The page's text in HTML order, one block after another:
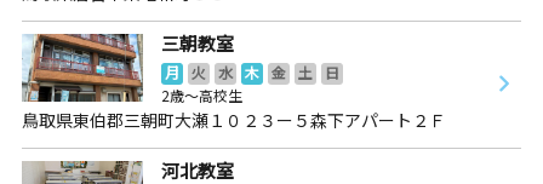
三朝教室
月 火 水 木 金 土
日
2歳～高校生
鳥取県東伯郡三朝町大瀬１０２３ー５森下アパート２Ｆ
河北教室